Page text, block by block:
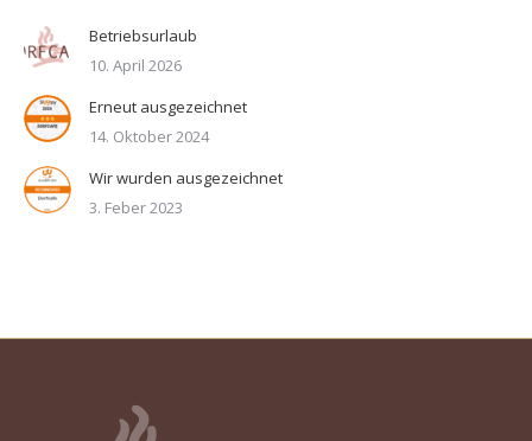
Betriebsurlaub
10. April 2026
Erneut ausgezeichnet
14. Oktober 2024
Wir wurden ausgezeichnet
3. Feber 2023